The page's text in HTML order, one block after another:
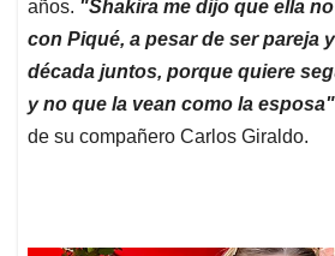
años. "Shakira me dijo que ella
con Piqué, a pesar de ser pareja
década juntos, porque quiere
y no que la vean como la esposa"
de su compañero Carlos Giraldo.